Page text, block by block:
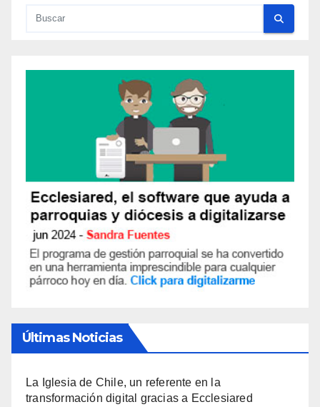
Últimas Noticias
La Iglesia de Chile, un referente en la
transformación digital gracias a Ecclesiared